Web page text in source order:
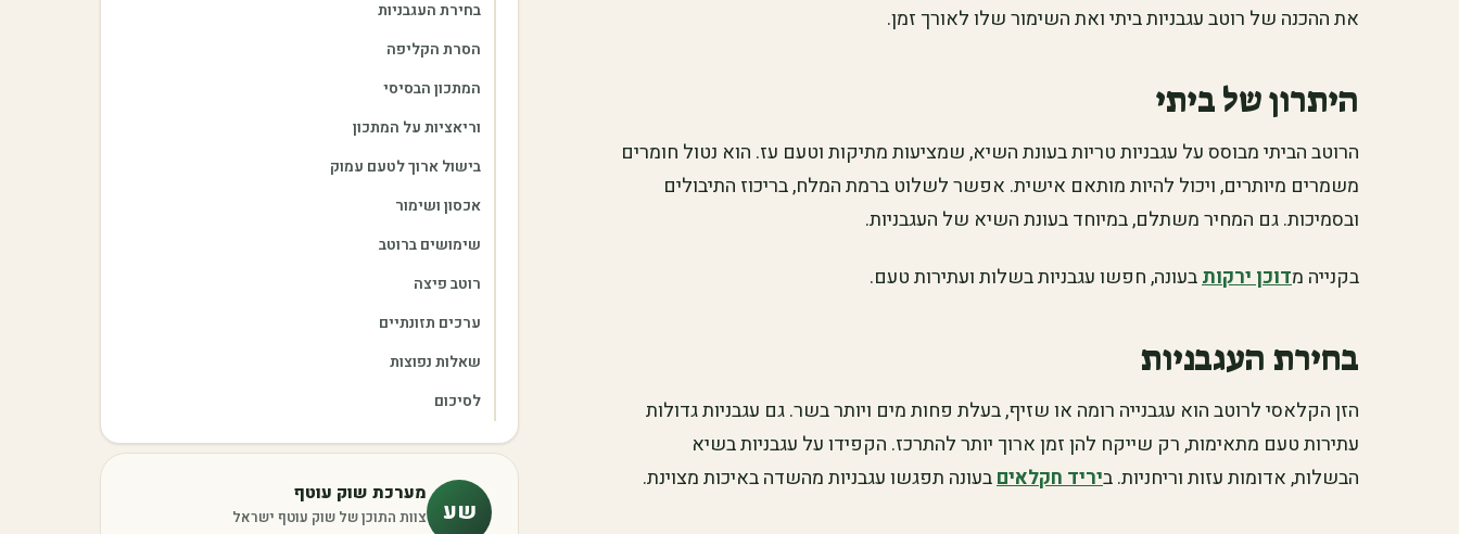
את ההכנה של רוטב עגבניות ביתי ואת השימור שלו לאורך זמן.
היתרון של ביתי
הרוטב הביתי מבוסס על עגבניות טריות בעונת השיא, שמציעות מתיקות וטעם עז. הוא נטול חומרים
משמרים מיותרים, ויכול להיות מותאם אישית. אפשר לשלוט ברמת המלח, בריכוז התיבולים
ובסמיכות. גם המחיר משתלם, במיוחד בעונת השיא של העגבניות.
בקנייה מדוכן ירקותבעונה, חפשו עגבניות בשלות ועתירות טעם.
בחירת העגבניות
הזן הקלאסי לרוטב הוא עגבנייה רומה או שזיף, בעלת פחות מים ויותר בשר. גם עגבניות גדולות
עתירות טעם מתאימות, רק שייקח להן זמן ארוך יותר להתרכז. הקפידו על עגבניות בשיא
הבשלות, אדומות עזות וריחניות. ביריד חקלאיםבעונה תפגשו עגבניות מהשדה באיכות מצוינת.
בחירת העגבניות
הסרת הקליפה
המתכון הבסיסי
וריאציות על המתכון
בישול ארוך לטעם עמוק
אכסון ושימור
שימושים ברוטב
רוטב פיצה
ערכים תזונתיים
שאלות נפוצות
לסיכום
שע
מערכת שוק עוטף
צוות התוכן של שוק עוטף ישראל